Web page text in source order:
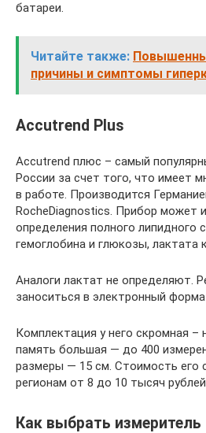
батареи.
Читайте также:
причины и симптомы
Accutrend Plus
Accutrend плюс – самый
России за счет того, что имеет
в работе. Производится
RocheDiagnostics. Прибор может
определения полного липидного
гемоглобина и глюкозы, лактата
Аналоги лактат не определяют.
заноситься в электронный
Комплектация у него скромная –
память большая — до 400
размеры — 15 см. Стоимость его
регионам от 8 до 10 тысяч
Как выбрать измеритель